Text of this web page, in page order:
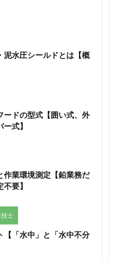
泥水圧シールドとは【概
ードの型式【囲い式、外
式】
作業環境測定【鉛業務だ
要】
技士
【「水中」と「水中不分